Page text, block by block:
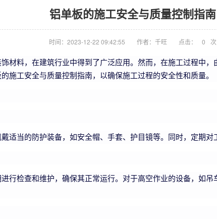
铝单板的施工安全与质量控制指南
时间：2023-12-22 09:42:55 作者：千旺 点击： 0 次
材料，在建筑行业中得到了广泛应用。然而，在施工过程中
施工安全与质量控制指南，以确保施工过程的安全性和质量。
适当的防护装备，如安全帽、手套、护目镜等。同时，定期对
行检查和维护，确保其正常运行。对于高空作业的设备，如